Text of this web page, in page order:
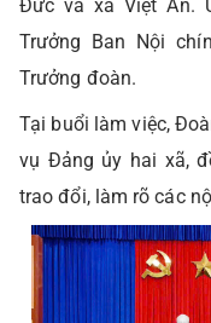
Đức và xã Việt An.
Trưởng Ban Nội
Trưởng đoàn.
Tại buổi làm việc,
vụ Đảng ủy hai xã,
trao đổi, làm rõ các